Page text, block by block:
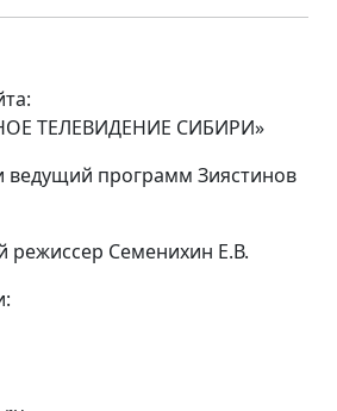
ТЕЛЕВИДЕНИЕ СИБИРИ»
ведущий программ Зиястинов
режиссер Семенихин Е.В.